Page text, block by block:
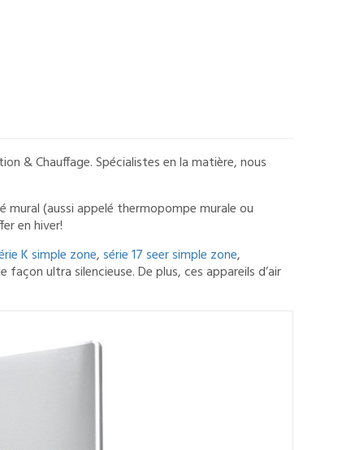
& Chauffage. Spécialistes en la matière, nous
(aussi appelé thermopompe murale ou
en hiver!
K simple zone,série 17 seer simple zone,
ultra silencieuse. De plus, ces appareils d’air